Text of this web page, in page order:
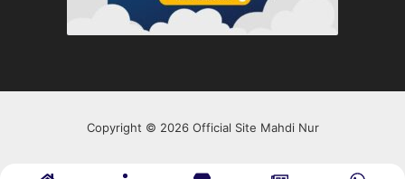
Copyright © 2026 Official Site Mahdi Nur